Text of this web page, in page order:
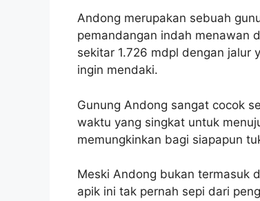
Andong merupakan sebuah
pemandangan indah menawan
sekitar 1.726 mdpl dengan jalur
ingin mendaki.
Gunung Andong sangat cocok
waktu yang singkat untuk
memungkinkan bagi siapapun
Meski Andong bukan termasuk
apik ini tak pernah sepi dari